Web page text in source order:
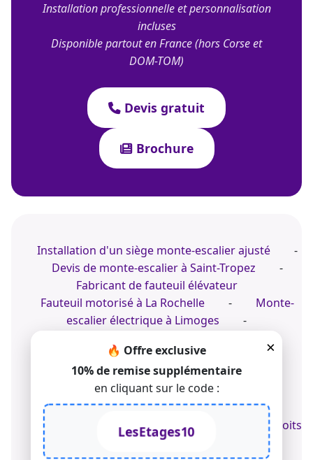
Installation professionnelle et personnalisation
incluses
Disponible partout en France (hors Corse et
DOM-TOM)
Devis gratuit
Brochure
×
🔥 Offre exclusive
10% de remise supplémentaire
en cliquant sur le code :
LesEtages10
Installation d'un siège monte-escalier ajusté
-
Devis de monte-escalier à Saint-Tropez
-
Fabricant de fauteuil élévateur
Fauteuil motorisé à La Rochelle
-
Monte-
escalier électrique à Limoges
-
intérieur motorisé
Installer un monte-escalier électrique à Angers
Expert en monte-escalier électrique
Conseil sur un fauteuil d'escalier adapté
© 2022-2026 TK Home Solutions - CGV - Tous droits
réservés